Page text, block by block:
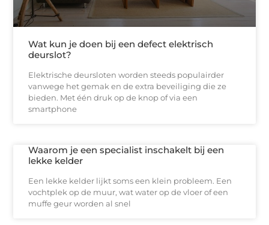
Wat kun je doen bij een defect elektrisch
deurslot?
Elektrische deursloten worden steeds populairder
vanwege het gemak en de extra beveiliging die ze
bieden. Met één druk op de knop of via een
smartphone
Waarom je een specialist inschakelt bij een
lekke kelder
Een lekke kelder lijkt soms een klein probleem. Een
vochtplek op de muur, wat water op de vloer of een
muffe geur worden al snel